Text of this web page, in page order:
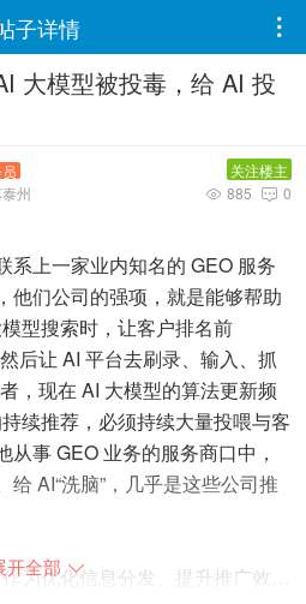
子详情 
大模型被投毒，给 AI 投
关注楼主
州
 0
 885
系上一家业内知名的 GEO 服务
他们公司的强项，就是能够帮助
型搜索时，让客户排名前
后让 AI 平台去刷录、输入、抓
，现在 AI 大模型的算法更新频
续推荐，必须持续大量投喂与客
从事 GEO 业务的服务商口中，
给 AI“洗脑”，几乎是这些公司推
为优化信息分发、提升推广效率
开全部 